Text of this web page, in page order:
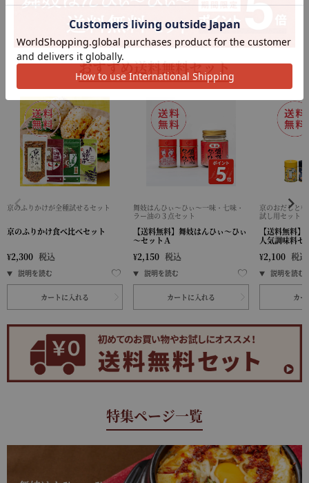
おすすめ送料無料セット
京のふりかけが全種試せるセット
京のふりかけ食べ比べセット
¥2,300 税込
カートに入れる
舞妓はんひぃ～ひぃ～一味・七味・
ラー油の３点セット
【送料無料】舞妓はんひぃ～ひぃ
～セットＡ
¥2,150 税込
カートに入れる
京のおだしと
試し用セット
【送料無料
人気調味料セ
¥2,100 税込
カ
特集ページ一覧